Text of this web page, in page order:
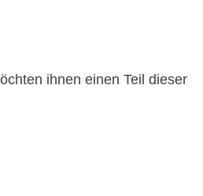
ihnen einen Teil dieser